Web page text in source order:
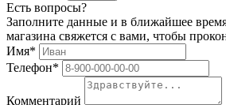
Есть вопросы?
Заполните данные и в ближайшее
магазина свяжется с вами, чтобы
Имя*
Телефон*
Комментарий